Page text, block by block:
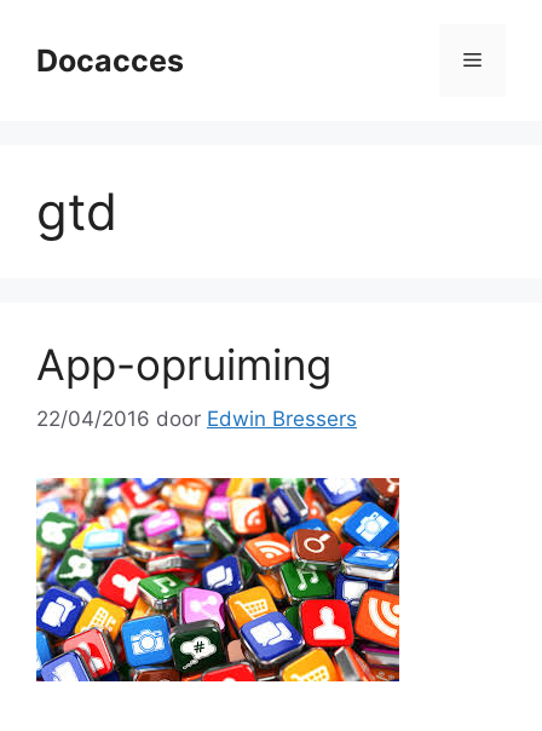
naarDocacces Menu
gtd
App-opruiming
22/04/2016 door Edwin Bressers